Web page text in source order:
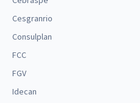
Cesgranrio
Consulplan
FCC
FGV
Idecan